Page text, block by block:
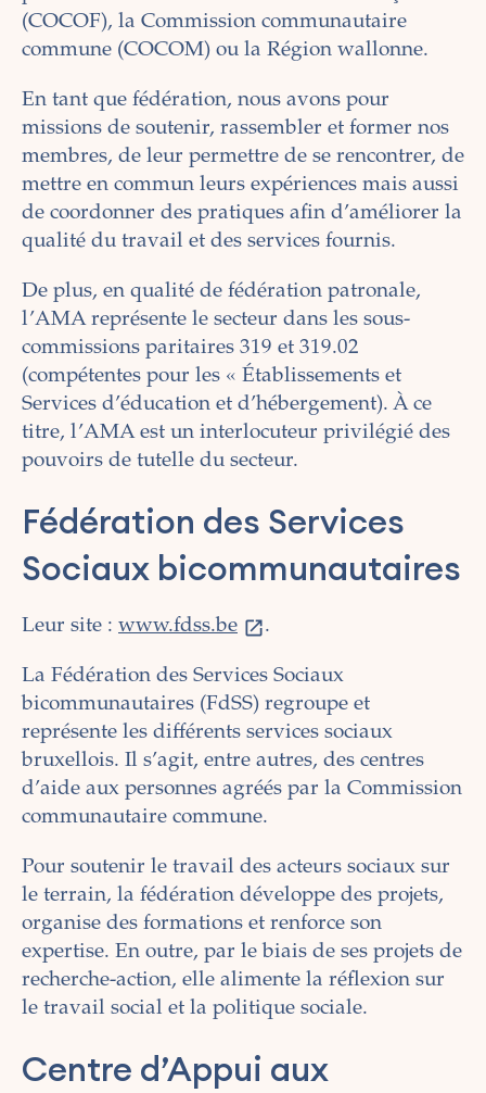
(COCOF), la Commission communautaire
commune (COCOM) ou la Région wallonne.
En tant que fédération, nous avons pour
missions de soutenir, rassembler et former nos
membres, de leur permettre de se rencontrer, de
mettre en commun leurs expériences mais aussi
de coordonner des pratiques afin d’améliorer la
qualité du travail et des services fournis.
De plus, en qualité de fédération patronale,
l’AMA représente le secteur dans les sous-
commissions paritaires 319 et 319.02
(compétentes pour les « Établissements et
Services d’éducation et d’hébergement). À ce
titre, l’AMA est un interlocuteur privilégié des
pouvoirs de tutelle du secteur.
Fédération des Services
Sociaux bicommunautaires
Leur site : www.fdss.be .
La Fédération des Services Sociaux
bicommunautaires (FdSS) regroupe et
représente les différents services sociaux
bruxellois. Il s’agit, entre autres, des centres
d’aide aux personnes agréés par la Commission
communautaire commune.
Pour soutenir le travail des acteurs sociaux sur
le terrain, la fédération développe des projets,
organise des formations et renforce son
expertise. En outre, par le biais de ses projets de
recherche-action, elle alimente la réflexion sur
le travail social et la politique sociale.
Centre d’Appui aux